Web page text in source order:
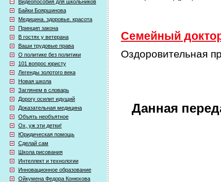
Видеопособия для школьников
Байки Бояршинова
Медицина. здоровье. красота
Принцип закона
В гостях у ветерана
Ваши трудовые права
О политике без политики
101 вопрос юристу
Легенды золотого века
Новая школа
Заглянем в словарь
Дорогу осилит идущий
Доказательная медицина
Объять необъятное
Ох, уж эти детки!
Юридическая помощь
Сделай сам
Школа рисования
Интеллект и технологии
Инновационное образование
Ойкумена Федора Конюхова
Семейный
Оздоровительная
Данная